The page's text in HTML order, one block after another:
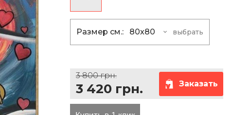
Размер см.: 80x80 выбрать
3 420 грн.
120x120 7 830 грн.
150x150 12 150 грн.
3 800 грн.
3 420 грн. Заказать